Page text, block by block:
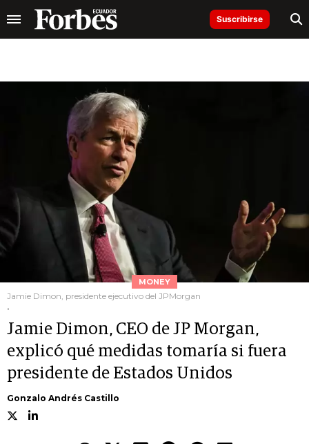
Suscribirse
MONEY
Jamie Dimon, presidente ejecutivo del JPMorgan
.
Jamie Dimon, CEO de JP Morgan,
explicó qué medidas tomaría si fuera
presidente de Estados Unidos
Gonzalo Andrés Castillo